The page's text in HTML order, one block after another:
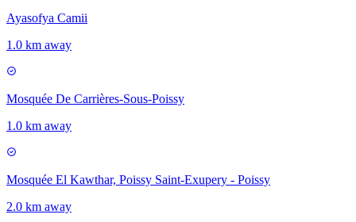
Ayasofya Camii
1.0 km away
Mosquée De Carrières-Sous-Poissy
1.0 km away
Mosquée El Kawthar, Poissy Saint-Exupery - Poissy
2.0 km away